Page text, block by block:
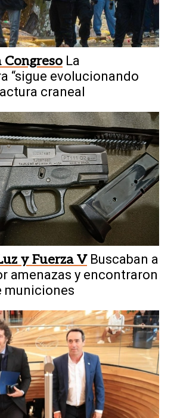
Congreso La
“sigue evolucionando
craneal
y Fuerza V Buscaban a
amenazas y encontraron
municiones